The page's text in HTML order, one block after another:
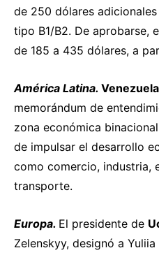
de 250 dólares
tipo B1/B2. De aprobarse,
de 185 a 435 dólares, a
América Latina. Venezuela
memorándum de
zona económica
de impulsar el desarrollo
como comercio, industria,
transporte.
Europa. El presidente de
Zelenskyy, designó a